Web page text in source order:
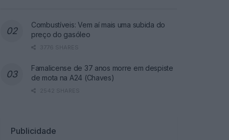
Combustíveis: Vem aí mais uma subida do
preço do gasóleo
3776 SHARES
Famalicense de 37 anos morre em despiste
de mota na A24 (Chaves)
2542 SHARES
Publicidade